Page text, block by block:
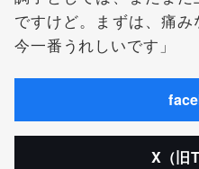
ですけど。まずは、痛
今一番うれしいです」
X（旧